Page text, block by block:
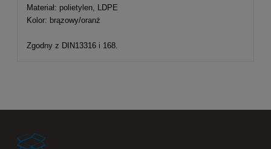
Materiał: polietylen, LDPE
Kolor: brązowy/oranż
Zgodny z DIN13316 i 168.